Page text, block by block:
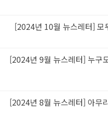
[2024년 10월 뉴스레터] 모
[2024년 9월 뉴스레터] 누구
[2024년 8월 뉴스레터] 아무